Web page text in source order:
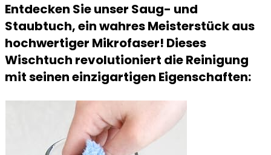
Entdecken Sie unser Saug- und
Staubtuch, ein wahres Meisterstück aus
hochwertiger Mikrofaser! Dieses
Wischtuch revolutioniert die Reinigung
mit seinen einzigartigen Eigenschaften: